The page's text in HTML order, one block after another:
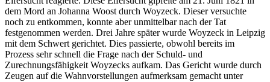
dem Mord an Johanna Woost durch Woyzeck. Dieser versuchte
noch zu entkommen, konnte aber unmittelbar nach der Tat
festgenommen werden. Drei Jahre später wurde Woyzeck in Leipzig
mit dem Schwert gerichtet. Dies passierte, obwohl bereits im
Prozess sehr schnell die Frage nach der Schuld- und
Zurechnungsfähigkeit Woyzecks aufkam. Das Gericht wurde durch
Zeugen auf die Wahnvorstellungen aufmerksam gemacht unter